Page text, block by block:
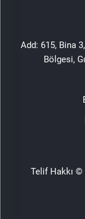
Add: 615, Bina
Bölgesi,
Telif Hakkı ©